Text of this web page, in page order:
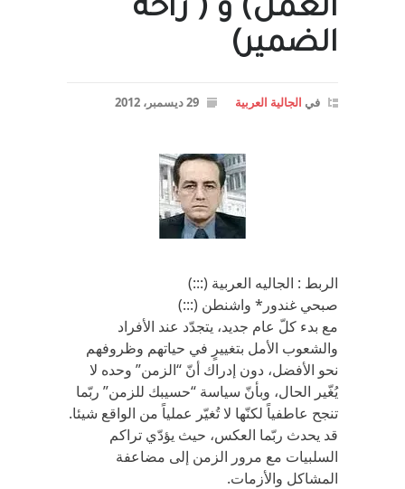
العمل) و ( راحة
الضمير)
في الجالية العربية 29 ديسمبر، 2012
الربط : الجاليه العربية (:::)
صبحي غندور* واشنطن (:::)
مع بدء كلّ عام جديد، يتجدّد عند الأفراد
والشعوب الأمل بتغييرٍ في حياتهم وظروفهم
نحو الأفضل، دون إدراك أنّ “الزمن” وحده لا
يُغّير الحال، وبأنّ سياسة “حسيبك للزمن” ربّما
تنجح عاطفياً لكنّها لا تُغيّر عملياً من الواقع شيئا.
قد يحدث ربّما العكس، حيث يؤدّي تراكم
السلبيات مع مرور الزمن إلى مضاعفة
المشاكل والأزمات.